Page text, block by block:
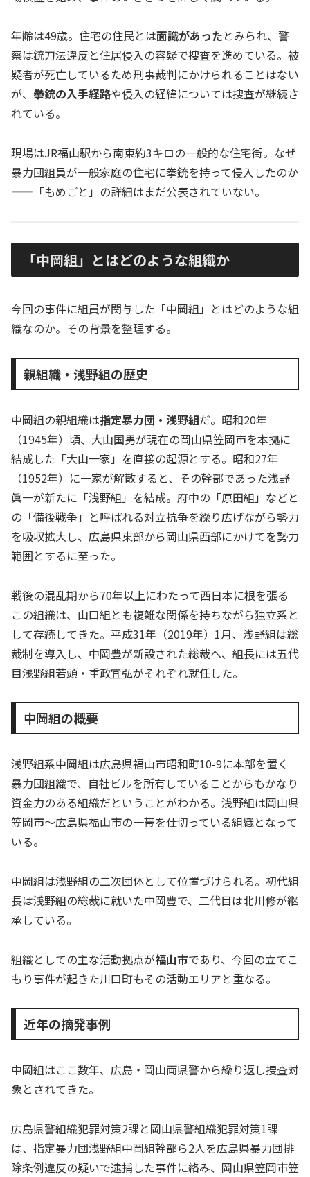
年齢は49歳。住宅の住民とは面識があったとみられ、警
察は銃刀法違反と住居侵入の容疑で捜査を進めている。被
疑者が死亡しているため刑事裁判にかけられることはない
が、 拳銃の入手経路や侵入の経緯については捜査が継続さ
れている。
現場はJR福山駅から南東約3キロの一般的な住宅街。なぜ
暴力団組員が一般家庭の住宅に拳銃を持って侵入したのか
——「もめごと」の詳細はまだ公表されていない。
「中岡組」とはどのような組織か
今回の事件に組員が関与した「中岡組」とはどのような組
織なのか。その背景を整理する。
親組織・浅野組の歴史
中岡組の親組織は指定暴力団・浅野組だ。昭和20年
（1945年）頃、大山国男が現在の岡山県笠岡市を本拠に
結成した「大山一家」を直接の起源とする。昭和27年
（1952年）に一家が解散すると、その幹部であった浅野
眞一が新たに「浅野組」を結成。府中の「原田組」などと
の「備後戦争」と呼ばれる対立抗争を繰り広げながら勢力
を吸収拡大し、広島県東部から岡山県西部にかけてを勢力
範囲とするに至った。
戦後の混乱期から70年以上にわたって西日本に根を張る
この組織は、山口組とも複雑な関係を持ちながら独立系と
して存続してきた。平成31年（2019年）1月、浅野組は総
裁制を導入し、中岡豊が新設された総裁へ、組長には五代
目浅野組若頭・重政宜弘がそれぞれ就任した。
中岡組の概要
浅野組系中岡組は広島県福山市昭和町10-9に本部を置く
暴力団組織で、自社ビルを所有していることからもかなり
資金力のある組織だということがわかる。浅野組は岡山県
笠岡市～広島県福山市の一帯を仕切っている組織となって
いる。
中岡組は浅野組の二次団体として位置づけられる。初代組
長は浅野組の総裁に就いた中岡豊で、二代目は北川修が継
承している。
組織としての主な活動拠点が福山市であり、今回の立てこ
もり事件が起きた川口町もその活動エリアと重なる。
近年の摘発事例
中岡組はここ数年、広島・岡山両県警から繰り返し捜査対
象とされてきた。
広島県警組織犯罪対策2課と岡山県警組織犯罪対策1課
は、指定暴力団浅野組中岡組幹部ら2人を広島県暴力団排
除条例違反の疑いで逮捕した事件に絡み、岡山県笠岡市笠